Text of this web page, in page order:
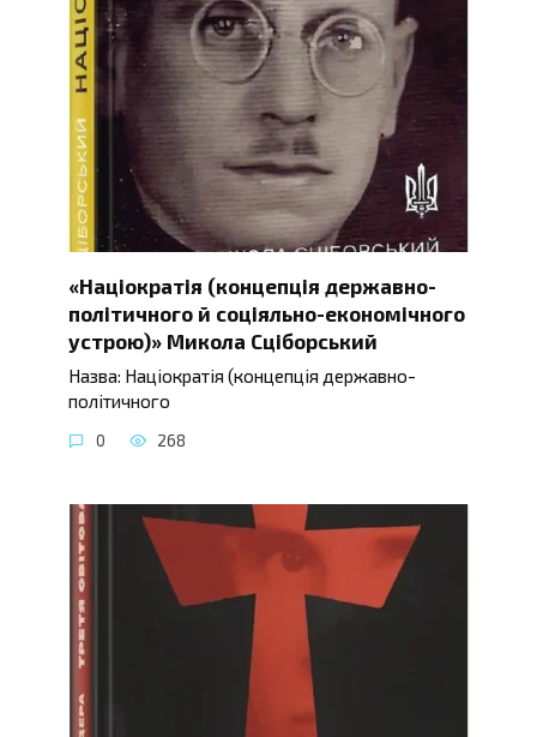
«Націократія (концепція державно-
політичного й соціяльно-економічного
устрою)» Микола Сціборський
Назва: Націократія (концепція державно-
політичного
0 268